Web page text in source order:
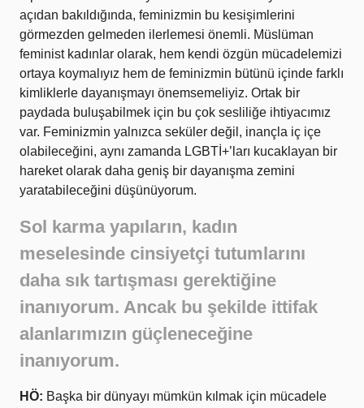
açıdan bakıldığında, feminizmin bu kesişimlerini
görmezden gelmeden ilerlemesi önemli. Müslüman
feminist kadınlar olarak, hem kendi özgün mücadelemizi
ortaya koymalıyız hem de feminizmin bütünü içinde farklı
kimliklerle dayanışmayı önemsemeliyiz. Ortak bir
paydada buluşabilmek için bu çok sesliliğe ihtiyacımız
var. Feminizmin yalnızca seküler değil, inançla iç içe
olabileceğini, aynı zamanda LGBTİ+’ları kucaklayan bir
hareket olarak daha geniş bir dayanışma zemini
yaratabileceğini düşünüyorum.
Sol karma yapıların, kadın
meselesinde cinsiyetçi tutumlarını
daha sık tartışması gerektiğine
inanıyorum. Ancak bu şekilde ittifak
alanlarımızın güçleneceğine
inanıyorum.
HÖ: Başka bir dünyayı mümkün kılmak için mücadele